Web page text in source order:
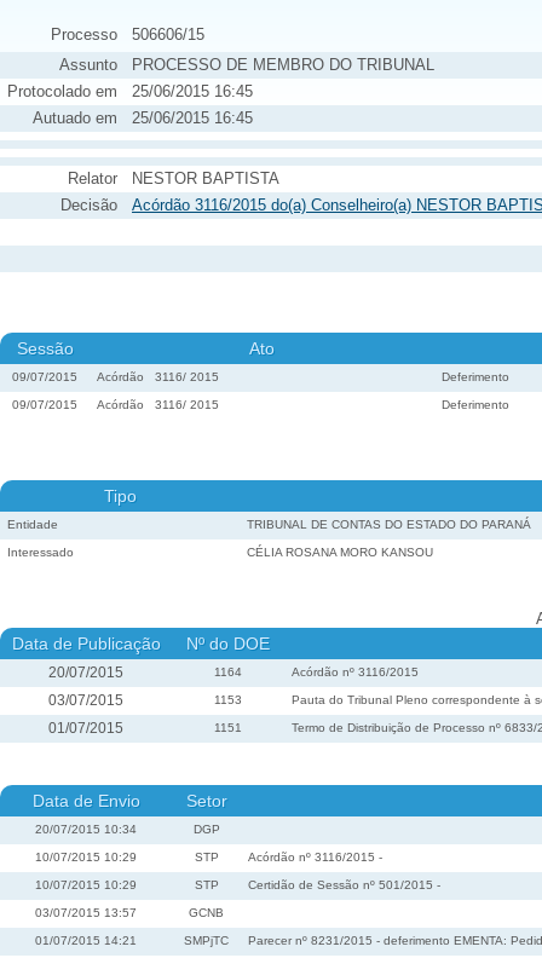
Processo
506606/15
Assunto
PROCESSO DE MEMBRO DO TRIBUNAL
Protocolado em
25/06/2015 16:45
Autuado em
25/06/2015 16:45
Relator
NESTOR BAPTISTA
Decisão
Acórdão 3116/2015 do(a) Conselheiro(a) NESTOR
Sessão Ato
09/07/2015 Acórdão 3116/ 2015 Deferimento
09/07/2015 Acórdão 3116/ 2015 Deferimento
Tipo
Entidade TRIBUNAL DE CONTAS DO ESTADO DO PARANÁ
Interessado CÉLIA ROSANA MORO KANSOU
Data de Publicação Nº do DOE
20/07/2015 1164 Acórdão nº 3116/2015
03/07/2015 1153 Pauta do Tribunal Pleno correspondente à
01/07/2015 1151 Termo de Distribuição de Processo nº 6833/
Data de Envio Setor
20/07/2015 10:34 DGP
10/07/2015 10:29 STP Acórdão nº 3116/2015 -
10/07/2015 10:29 STP Certidão de Sessão nº 501/2015 -
03/07/2015 13:57 GCNB
01/07/2015 14:21 SMPjTC Parecer nº 8231/2015 - deferimento EMENTA: